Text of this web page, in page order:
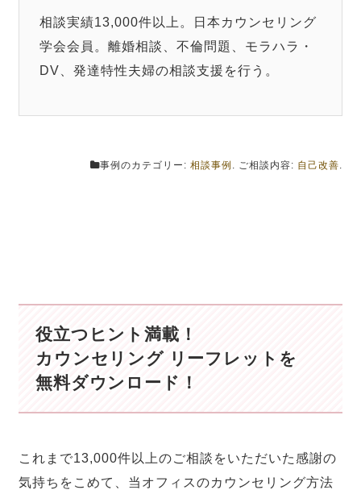
相談実績13,000件以上。日本カウンセリング
学会会員。離婚相談、不倫問題、モラハラ・
DV、発達特性夫婦の相談支援を行う。
事例のカテゴリー: 相談事例 . ご相談内容: 自己改善.
役立つヒント満載！
カウンセリング リーフレットを
無料ダウンロード！
これまで13,000件以上のご相談をいただいた感謝の
気持ちをこめて、当オフィスのカウンセリング方法